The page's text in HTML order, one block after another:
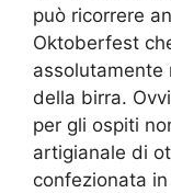
può ricorrere
Oktoberfest
assolutamente
della birra.
per gli ospiti
artigianale di
confezionata